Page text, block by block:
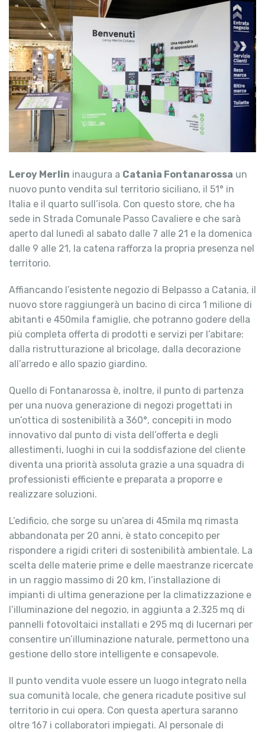
Leroy Merlin inaugura a Catania Fontanarossa un
nuovo punto vendita sul territorio siciliano, il 51° in
Italia e il quarto sull’isola. Con questo store, che ha
sede in Strada Comunale Passo Cavaliere e che sarà
aperto dal lunedì al sabato dalle 7 alle 21 e la domenica
dalle 9 alle 21, la catena rafforza la propria presenza nel
territorio.
Affiancando l’esistente negozio di Belpasso a Catania, il
nuovo store raggiungerà un bacino di circa 1 milione di
abitanti e 450mila famiglie, che potranno godere della
più completa offerta di prodotti e servizi per l’abitare:
dalla ristrutturazione al bricolage, dalla decorazione
all’arredo e allo spazio giardino.
Quello di Fontanarossa è, inoltre, il punto di partenza
per una nuova generazione di negozi progettati in
un’ottica di sostenibilità a 360°, concepiti in modo
innovativo dal punto di vista dell’offerta e degli
allestimenti, luoghi in cui la soddisfazione del cliente
diventa una priorità assoluta grazie a una squadra di
professionisti efficiente e preparata a proporre e
realizzare soluzioni.
L’edificio, che sorge su un’area di 45mila mq rimasta
abbandonata per 20 anni, è stato concepito per
rispondere a rigidi criteri di sostenibilità ambientale. La
scelta delle materie prime e delle maestranze ricercate
in un raggio massimo di 20 km, l’installazione di
impianti di ultima generazione per la climatizzazione e
l’illuminazione del negozio, in aggiunta a 2.325 mq di
pannelli fotovoltaici installati e 295 mq di lucernari per
consentire un’illuminazione naturale, permettono una
gestione dello store intelligente e consapevole.
Il punto vendita vuole essere un luogo integrato nella
sua comunità locale, che genera ricadute positive sul
territorio in cui opera. Con questa apertura saranno
oltre 167 i collaboratori impiegati. Al personale di